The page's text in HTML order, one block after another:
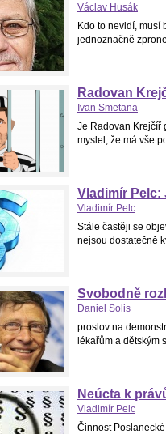
Václav Husák
Kdo to nevidí, musí
jednoznačně
Radovan
Ivan Smetana
Je Radovan Krejčíř
myslel, že má vše
Vladimír
Vladimír Pelc
Stále častěji se
nejsou dostatečně
Svobodně
Daniel Solis
proslov na
lékařům a dětským
Neúcta k
Vladimír Pelc
Činnost